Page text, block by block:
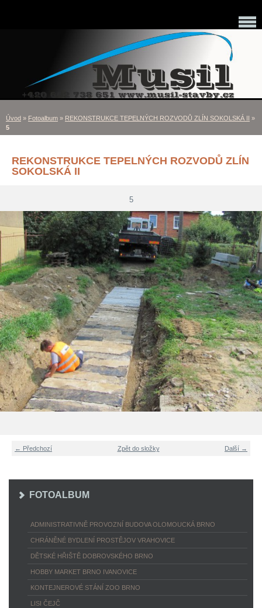
Úvod » Fotoalbum » REKONSTRUKCE TEPELNÝCH ROZVODŮ ZLÍN SOKOLSKÁ II »
5
REKONSTRUKCE TEPELNÝCH ROZVODŮ ZLÍN
SOKOLSKÁ II
5
← Předchozí Další →
Zpět do složky
FOTOALBUM
ADMINISTRATIVNĚ PROVOZNÍ BUDOVA OLOMOUCKÁ BRNO
CHRÁNĚNÉ BYDLENÍ PROSTĚJOV VRAHOVICE
DĚTSKÉ HŘIŠTĚ DOBROVSKÉHO BRNO
HOBBY MARKET BRNO IVANOVICE
KONTEJNEROVÉ STÁNÍ ZOO BRNO
LISI ČEJČ